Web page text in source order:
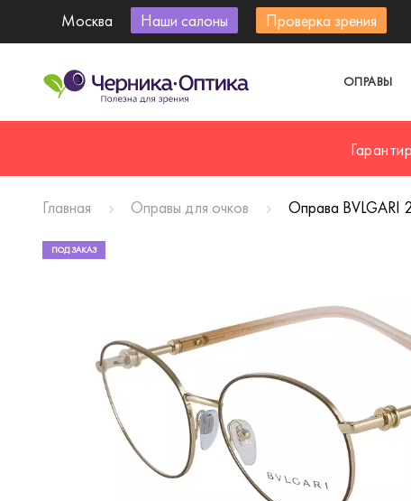
Москва Наши салоны Проверка зрения
ОПРАВЫ
Главная Оправы для очков Оправа BVLGARI
ПОД ЗАКАЗ